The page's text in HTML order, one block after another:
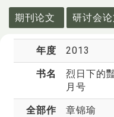
期刊论文
研讨会论
年度 2013
书名
烈日下的
月号
全部作
章锦瑜